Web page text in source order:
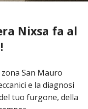
Nixsa fa al
San Mauro
e la diagnosi
tuo furgone, della